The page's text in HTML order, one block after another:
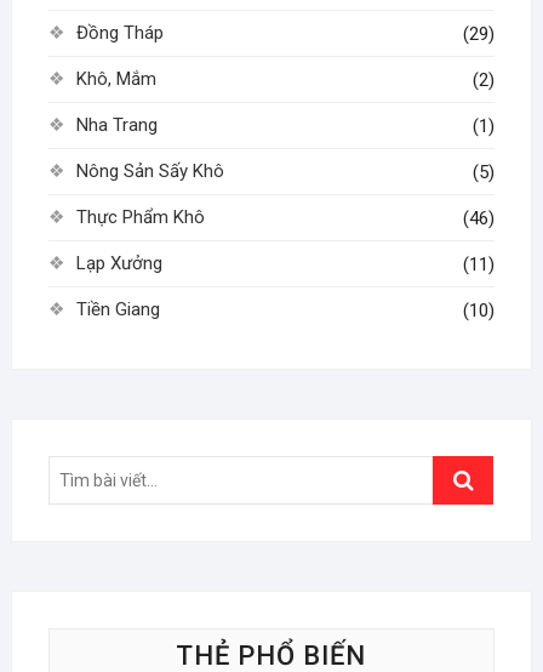
Đồng Tháp (29)
Khô, Mắm (2)
Nha Trang (1)
Nông Sản Sấy Khô (5)
Thực Phẩm Khô (46)
Lạp Xưởng (11)
Tiền Giang (10)
Search
THẺ PHỔ BIẾN